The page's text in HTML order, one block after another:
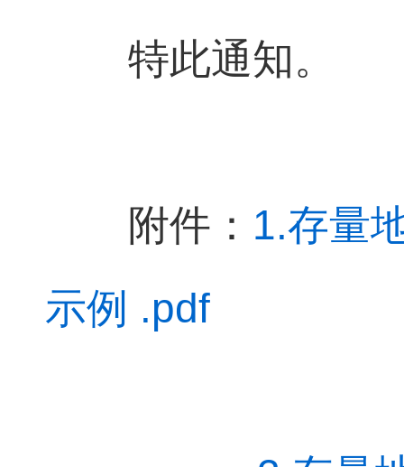
特此通知。
附件： 1.存量
示例 .pdf